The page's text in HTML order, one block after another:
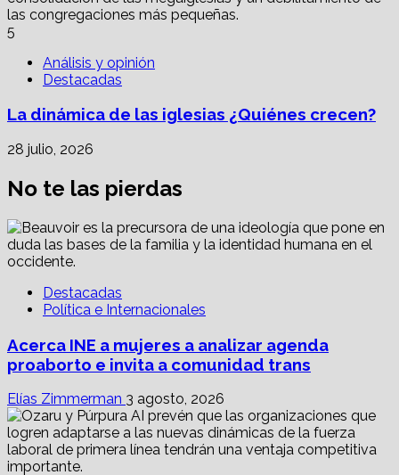
5
Análisis y opinión
Destacadas
La dinámica de las iglesias ¿Quiénes crecen?
28 julio, 2026
No te las pierdas
Destacadas
Política e Internacionales
Acerca INE a mujeres a analizar agenda
proaborto e invita a comunidad trans
Elías Zimmerman 3 agosto, 2026